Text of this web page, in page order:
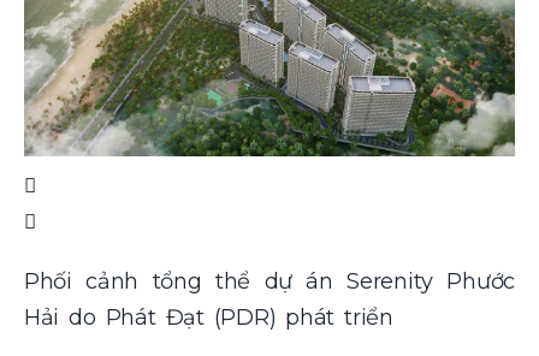
Phối cảnh tổng thể dự án Serenity Phước
Hải do Phát Đạt (PDR) phát triển